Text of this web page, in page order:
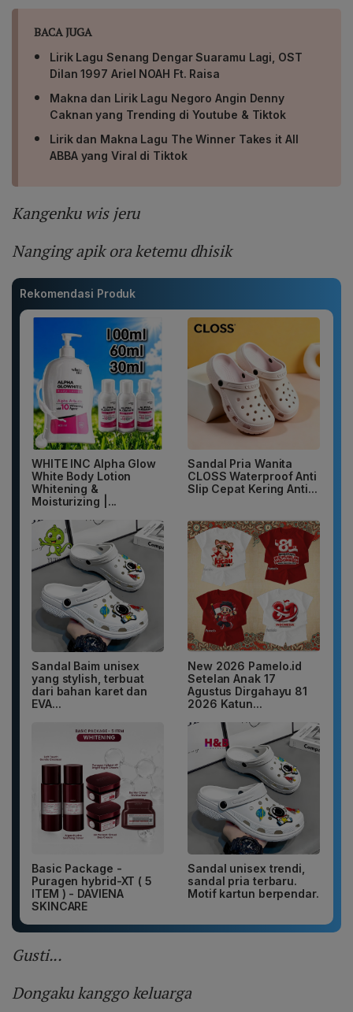
BACA JUGA
Lirik Lagu Senang Dengar Suaramu Lagi, OST
Dilan 1997 Ariel NOAH Ft. Raisa
Makna dan Lirik Lagu Negoro Angin Denny
Caknan yang Trending di Youtube & Tiktok
Lirik dan Makna Lagu The Winner Takes it All
ABBA yang Viral di Tiktok
Kangenku wis jeru
Nanging apik ora ketemu dhisik
Rekomendasi Produk
WHITE INC Alpha Glow
White Body Lotion
Whitening &
Moisturizing |...
Sandal Pria Wanita
CLOSS Waterproof Anti
Slip Cepat Kering Anti...
Sandal Baim unisex
yang stylish, terbuat
dari bahan karet dan
EVA...
New 2026 Pamelo.id
Setelan Anak 17
Agustus Dirgahayu 81
2026 Katun...
Basic Package -
Puragen hybrid-XT ( 5
ITEM ) - DAVIENA
SKINCARE
Sandal unisex trendi,
sandal pria terbaru.
Motif kartun berpendar.
Gusti...
Dongaku kanggo keluarga